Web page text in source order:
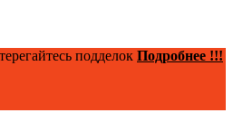
подделок Подробнее !!!